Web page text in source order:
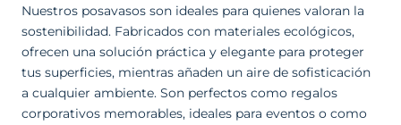
Nuestros posavasos son ideales para quienes valoran la
sostenibilidad. Fabricados con materiales ecológicos,
ofrecen una solución práctica y elegante para proteger
tus superficies, mientras añaden un aire de sofisticación
a cualquier ambiente. Son perfectos como regalos
corporativos memorables, ideales para eventos o como